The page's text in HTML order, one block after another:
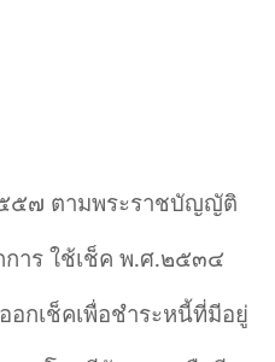
๕๗ ตามพระราชบัญญัติ
การ ใช้เช็ค พ.ศ.๒๕๓๔
กเช็คเพื่อชำระหนี้ที่มีอยู่